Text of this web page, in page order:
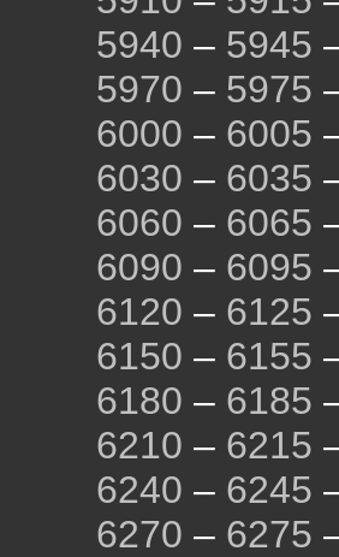
5940 – 5945
5970 – 5975
6000 – 6005
6030 – 6035
6060 – 6065
6090 – 6095
6120 – 6125
6150 – 6155
6180 – 6185
6210 – 6215
6240 – 6245
6270 – 6275